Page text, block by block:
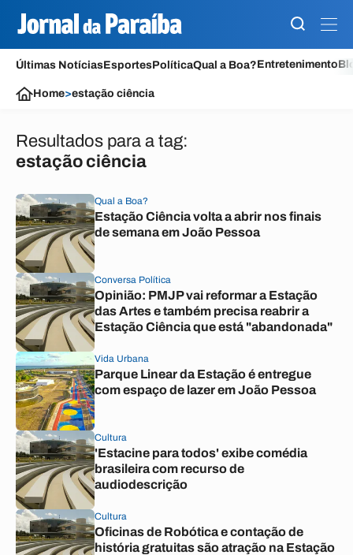
Últimas NotíciasEsportesPolíticaQual a Boa?Entretenimento
Home>estação ciência
Resultados para a tag:
estação ciência
Qual a Boa?
Estação Ciência volta a abrir nos finais
de semana em João Pessoa
Conversa Política
Opinião: PMJP vai reformar a Estação
das Artes e também precisa reabrir a
Estação Ciência que está "abandonada"
Vida Urbana
Parque Linear da Estação é entregue
com espaço de lazer em João Pessoa
Cultura
'Estacine para todos' exibe comédia
brasileira com recurso de
audiodescrição
Cultura
Oficinas de Robótica e contação de
história gratuitas são atração na Estação